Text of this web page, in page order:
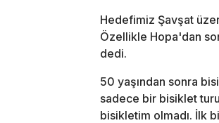
Hedefimiz Şavşat
Özellikle Hopa'dan
dedi.
50 yaşından sonra
sadece bir bisiklet
bisikletim olmadı. İlk